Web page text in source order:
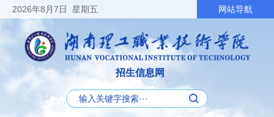
2026年8月7日 星期五 网站导航
招生信息网